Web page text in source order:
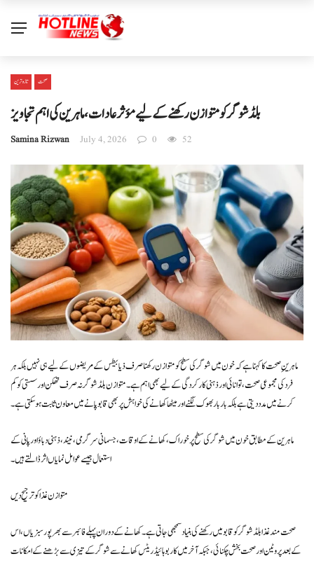
تازہ ترین صحت
بلڈ شوگر کو متوازن رکھنے کے لیے مؤثر عادات، ماہرین کی اہم تجاویز
Samina Rizwan July 4, 2026 0 52
ماہرینِ صحت کا کہنا ہے کہ خون میں شوگر کی سطح کو متوازن رکھنا صرف ذیابیطس کے مریضوں کے لیے ہی نہیں بلکہ ہر
فرد کی مجموعی صحت، توانائی اور ذہنی کارکردگی کے لیے بھی اہم ہے۔ متوازن بلڈ شوگر نہ صرف تھکن اور سستی کو کم
کرنے میں مدد دیتی ہے بلکہ بار بار بھوک لگنے اور میٹھا کھانے کی خواہش پر بھی قابو پانے میں معاون ثابت ہو سکتی ہے۔
ماہرین کے مطابق خون میں شوگر کی سطح پر خوراک، کھانے کے اوقات، جسمانی سرگرمی، نیند، ذہنی دباؤ اور پانی کے
استعمال جیسے عوامل نمایاں اثر ڈالتے ہیں۔
متوازن غذا کو ترجیح دیں
صحت مند غذا بلڈ شوگر کو قابو میں رکھنے کی بنیاد سمجھی جاتی ہے۔ کھانے کے دوران پہلے فائبر سے بھرپور سبزیاں، اس
کے بعد پروٹین اور صحت بخش چکنائی، جبکہ آخر میں کاربوہائیڈریٹس کھانے سے شوگر کے تیزی سے بڑھنے کے امکانات